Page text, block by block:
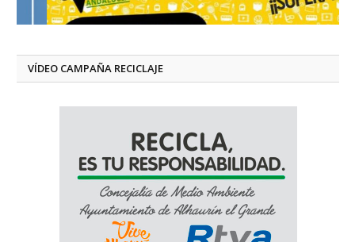
VÍDEO CAMPAÑA RECICLAJE